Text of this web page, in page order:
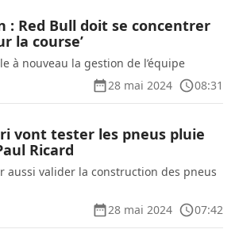
: Red Bull doit se concentrer
la course’
à nouveau la gestion de l’équipe
28 mai 2024
08:31
vont tester les pneus pluie
Ricard
aussi valider la construction des pneus
28 mai 2024
07:42